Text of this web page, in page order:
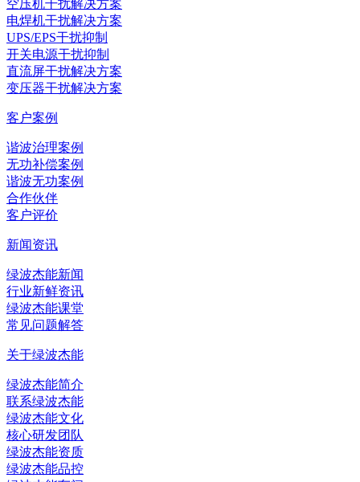
空压机干扰解决方案
电焊机干扰解决方案
UPS/EPS干扰抑制
开关电源干扰抑制
直流屏干扰解决方案
变压器干扰解决方案
客户案例
谐波治理案例
无功补偿案例
谐波无功案例
合作伙伴
客户评价
新闻资讯
绿波杰能新闻
行业新鲜资讯
绿波杰能课堂
常见问题解答
关于绿波杰能
绿波杰能简介
联系绿波杰能
绿波杰能文化
核心研发团队
绿波杰能资质
绿波杰能品控